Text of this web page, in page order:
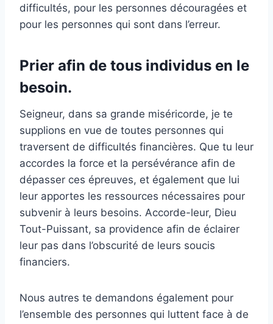
difficultés, pour les personnes découragées et
pour les personnes qui sont dans l’erreur.
Prier afin de tous individus en le
besoin.
Seigneur, dans sa grande miséricorde, je te
supplions en vue de toutes personnes qui
traversent de difficultés financières. Que tu leur
accordes la force et la persévérance afin de
dépasser ces épreuves, et également que lui
leur apportes les ressources nécessaires pour
subvenir à leurs besoins. Accorde-leur, Dieu
Tout-Puissant, sa providence afin de éclairer
leur pas dans l’obscurité de leurs soucis
financiers.
Nous autres te demandons également pour
l’ensemble des personnes qui luttent face à de